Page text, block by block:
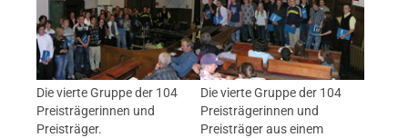
Die vierte Gruppe der 104
Preisträgerinnen und
Preisträger.
Die vierte Gruppe der 104
Preisträgerinnen und
Preisträger aus einem